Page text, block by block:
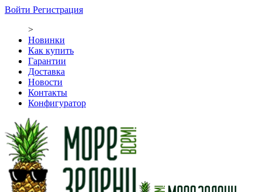
Войти Регистрация
>
Новинки
Как купить
Гарантии
Доставка
Новости
Контакты
Конфигуратор